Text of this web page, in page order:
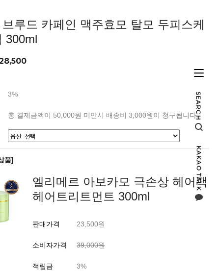
루드 카페인 맥주효모 탈모 두피스케
300ml
3%
총 결제금액이 50,000원 미만시 배송비 3,000원이 청구됩니다.
품]
엘리메르 아보카모 극손상 헤어팩
헤어트리트먼트 300ml
판매가격 23,500원
소비자가격 39,000원
적립금 3%